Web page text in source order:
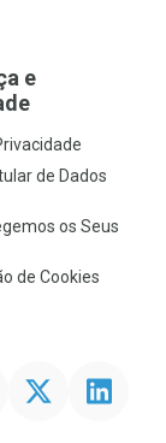
e
de Dados
os Seus
de Cookies
Twitter Linkedin